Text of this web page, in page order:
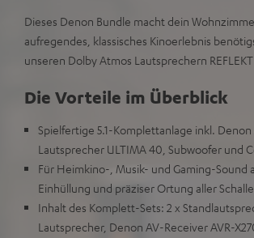
Dieses Denon Bundle macht dein
aufregendes, klassisches Kinoerlebnis
unseren Dolby Atmos Lautsprechern
Die Vorteile im Überblick
Spielfertige 5.1-Komplettanlage inkl.
Lautsprecher ULTIMA 40, Subwoofer und
Für Heimkino-, Musik- und Gaming-
Einhüllung und präziser Ortung aller
Inhalt des Komplett-Sets: 2 x
Lautsprecher, Denon AV-Receiver AVR-